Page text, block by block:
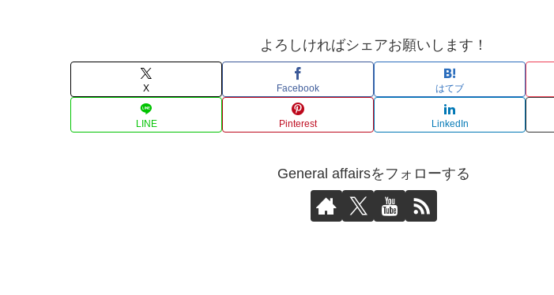
よろしければシェアお願いします！
X Facebook はてブ
LINE Pinterest LinkedIn
General affairsをフォローする